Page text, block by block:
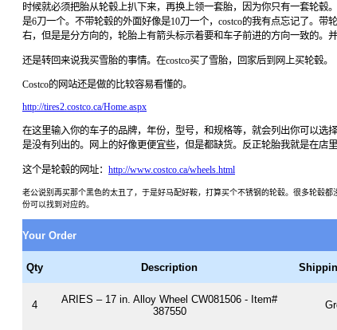
时候就必须把胎从轮毂上扒下来，再换上领一套胎，因为你只有一套轮
是6刀一个。不带轮毂的外面好像是10刀一个， costco的我有点忘记了。带
右，但是是分方向的，轮胎上有箭头标示着要和车子前进的方向一致的。
还是转回来说我买雪胎的事情。在costco买了雪胎，回家后到网上买轮毂。
Costco的网站还是做的比较容易看懂的。
http://tires2.costco.ca/Home.aspx
在这里输入你的车子的品牌，年份，型号，和规格等，就会列出你可以
是没有列出的。网上的好像更便宜些，但是都缺货。反正轮胎我就是在店
这个是轮毂的网址： http://www.costco.ca/wheels.html
老公说别再买那个黑色的太丑了，于是好马配好鞍，打算买个不锈钢的轮毂。很多轮毂
份可以找到对应的。
Your Order
Qty Description
4
ARIES – 17 in. Alloy Wheel CW081506 - Item#
387550